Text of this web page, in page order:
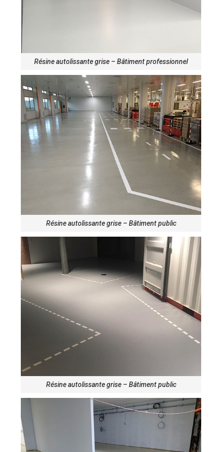
Résine autolissante grise – Bâtiment professionnel
Résine autolissante grise – Bâtiment public
Résine autolissante grise – Bâtiment public